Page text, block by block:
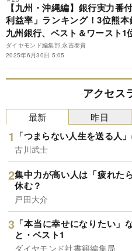
【九州・沖縄編】銀行実力番
利益率」ランキング！3位熊
九州銀行、ベスト＆ワースト1
ダイヤモンド編集部,永吉泰貴
2025年6月30日 5:05
アクセス
最新
「つまらない人生を送る人
古川武士
集中力が高い人は「疲れた
休む？
戸田大介
「本当に幸せになりたい」
と・ベスト1
ダイヤモンド社書籍編集局
昨日